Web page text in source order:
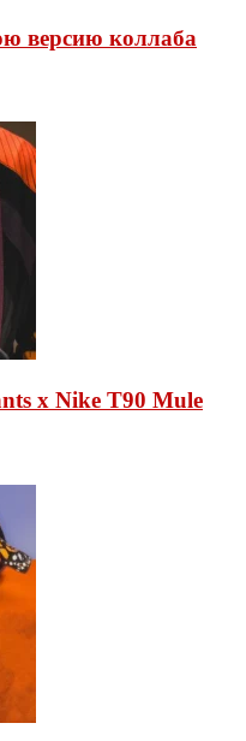
версию коллаба
x Nike T90 Mule